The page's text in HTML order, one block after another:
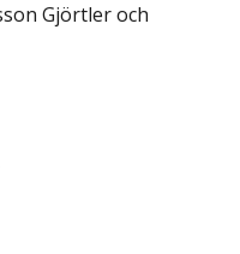
Gjörtler och